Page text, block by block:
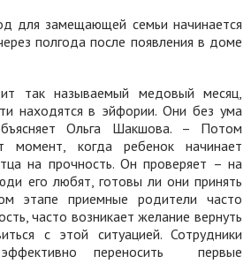
для замещающей семьи начинается
полгода после появления в доме
так называемый медовый месяц,
находятся в эйфории. Они без ума
Ольга Шакшова. – Потом
момент, когда ребенок начинает
на прочность. Он проверяет – на
его любят, готовы ли они принять
этапе приемные родители часто
часто возникает желание вернуть
с этой ситуацией. Сотрудники
переносить
первые